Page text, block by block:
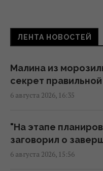
16:32 четверг, 06 августа 2026
Названо время в
об отличной форме
16:00 четверг, 06 августа 2026
Беременную
тайном ЭКО и
она ответила
ЛЕНТА НОВОСТЕЙ
Малина из
секрет
6 августа 2026, 16:35
"На этапе
заговорил о
6 августа 2026, 15:56